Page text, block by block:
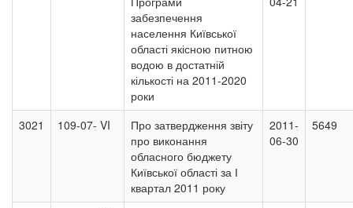
забезпечення
населення Київської
області якісною питною
водою в достатній
кількості на 2011-2020
роки
3021 109-07- VI
Про затвердження звіту
про виконання
обласного бюджету
Київської області за І
квартал 2011 року
2011-
06-30
5649